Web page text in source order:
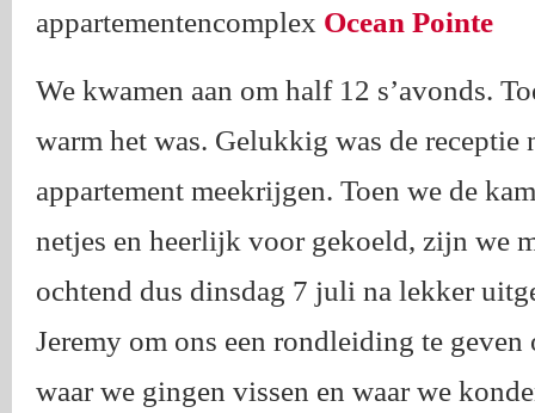
appartementencomplex Ocean Pointe
We kwamen aan om half 12 s’avonds.
warm het was. Gelukkig was de
appartement meekrijgen. Toen we de
netjes en heerlijk voor gekoeld, zijn we
ochtend dus dinsdag 7 juli na lekker
Jeremy om ons een rondleiding te
waar we gingen vissen en waar we